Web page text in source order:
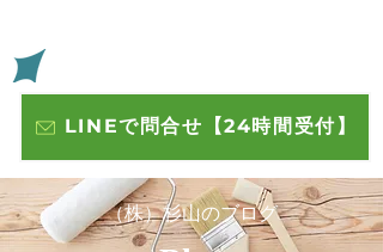
LINEで問合せ【24時間受付】
​（株）杉山のブログ